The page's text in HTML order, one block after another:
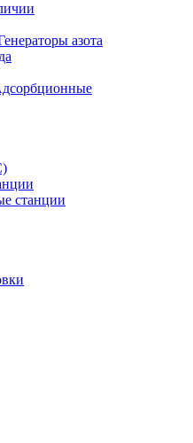
азота
станции